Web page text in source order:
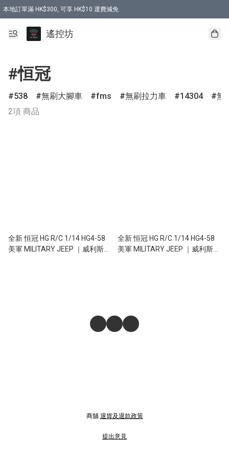
本地訂單滿 HK$300, 可享 HK$10 運費減免
購買 7.6V 6500mah 70C 電池 送 7.6V USB充電器
遙控坊
#恒冠
538 無刷大腳車 fms 無刷拉力車 14304
無
2項 商品
全新 恒冠 HG R/C 1/14 HG4-58
美軍 MILITARY JEEP ｜威利斯軍
全新 恒冠 HG R/C 1/14 HG4-58
美軍 MILITARY JEEP ｜威利斯軍
商舖 退貨及退款政策
提出意見